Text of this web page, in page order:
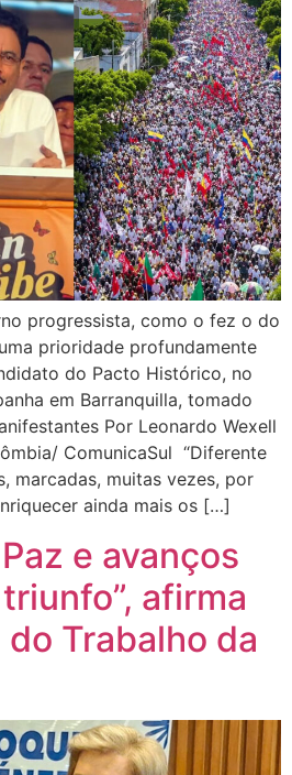
progressista, como o fez o do
prioridade profundamente
do Pacto Histórico, no
em Barranquilla, tomado
Por Leonardo Wexell
ComunicaSul “Diferente
marcadas, muitas vezes, por
ainda mais os […]
e avanços
afirma
Trabalho da